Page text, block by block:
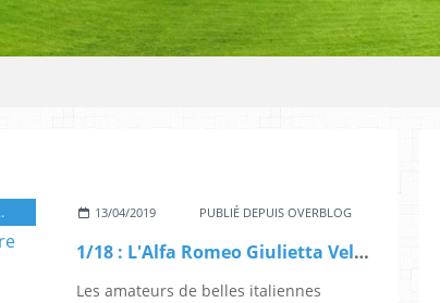
13/04/2019 PUBLIÉ DEPUIS OVERBLOG
1/18 : L'Alfa Romeo Giulietta Veloce 2018 arrive en miniature
Les amateurs de belles italiennes